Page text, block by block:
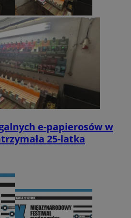
e-papierosów w
25-latka